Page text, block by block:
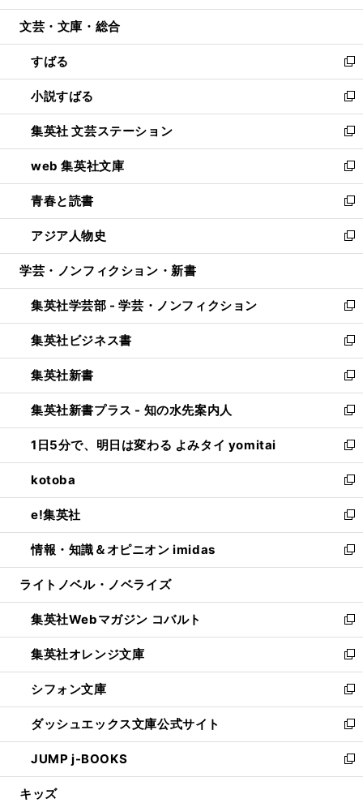
開
ウ
開
く
ン
ウ
で
開
く
ウ
ン
ド
ウ
で
開
く
文芸・文庫・総合
すばる
新
し
い
ウ
ィ
ン
ド
ウ
で
開
く
小説すばる
新
し
い
ウ
ィ
ン
ド
ウ
で
開
集英社 文芸ステーション
新
し
い
ウ
ィ
ン
ド
ウ
開
く
web 集英社文庫
新
し
い
ウ
ィ
ン
ウ
で
開
く
青春と読書
新
し
い
ウ
ン
ド
ウ
で
開
く
アジア人物史
新
し
ウ
ィ
ン
ド
ウ
で
開
く
学芸・ノンフィクション・新書
集英社学芸部 - 学芸・ノンフィクション
新
し
い
ウ
ィ
ン
ド
ウ
で
開
く
集英社ビジネス書
新
し
い
ウ
ィ
ン
ド
ウ
で
開
く
集英社新書
新
し
い
ウ
ィ
ン
ド
ウ
で
開
く
集英社新書プラス - 知の水先案内人
新
し
い
ウ
ィ
ン
ド
ウ
で
開
1日5分で、明日は変わる よみタイ yomitai
新
し
い
ウ
ィ
ン
ド
ウ
開
く
kotoba
新
し
い
ウ
ィ
ン
ウ
で
開
く
e!集英社
新
し
い
ウ
ン
ド
ウ
で
開
く
情報・知識＆オピニオン imidas
新
し
ウ
ィ
ン
ド
ウ
で
開
く
ライトノベル・ノベライズ
集英社Webマガジン コバルト
新
し
い
ウ
ィ
ン
ド
ウ
で
開
集英社オレンジ文庫
新
し
い
ウ
ィ
ン
ド
ウ
シフォン文庫
新
し
い
ウ
ィ
ン
ダッシュエックス文庫公式サイト
新
し
い
ウ
JUMP j-BOOKS
新
し
キッズ